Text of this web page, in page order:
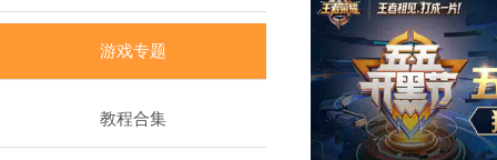
游戏专题
教程合集